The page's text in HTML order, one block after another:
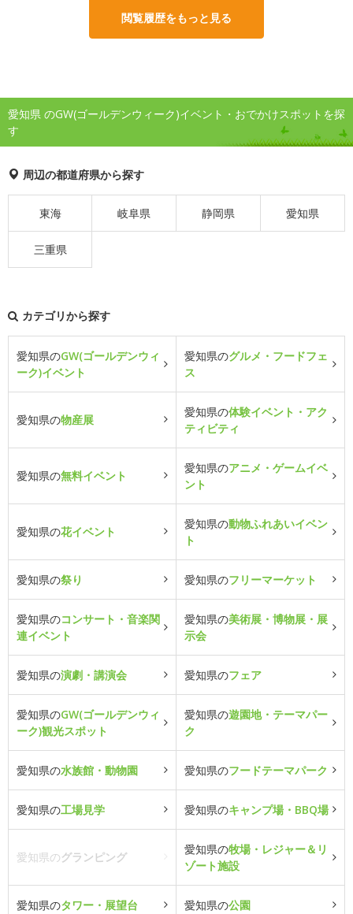
閲覧履歴をもっと見る
愛知県 のGW(ゴールデンウィーク)イベント・おでかけスポットを探
す
周辺の都道府県から探す
東海 岐阜県 静岡県 愛知県
三重県
カテゴリから探す
愛知県のGW(ゴールデンウィ
ーク)イベント
愛知県のグルメ・フードフェ
ス
愛知県の物産展
愛知県の体験イベント・アク
ティビティ
愛知県の無料イベント
愛知県のアニメ・ゲームイベ
ント
愛知県の花イベント
愛知県の動物ふれあいイベン
ト
愛知県の祭り 愛知県のフリーマーケット
愛知県のコンサート・音楽関
連イベント
愛知県の美術展・博物展・展
示会
愛知県の演劇・講演会 愛知県のフェア
愛知県のGW(ゴールデンウィ
ーク)観光スポット
愛知県の遊園地・テーマパー
ク
愛知県の水族館・動物園 愛知県のフードテーマパーク
愛知県の工場見学 愛知県のキャンプ場・BBQ場
愛知県のグランピング
愛知県の牧場・レジャー＆リ
ゾート施設
愛知県のタワー・展望台 愛知県の公園